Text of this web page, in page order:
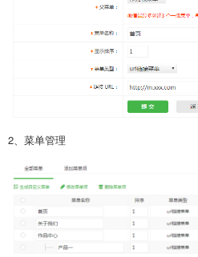
2、菜单管理